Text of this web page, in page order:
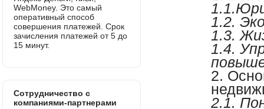
1.2.
1.3.
1.4.
2.
2.1.
WebMoney. Это самый
оперативный способ
совершения платежей. Срок
зачисления платежей от 5 до
15 минут.
Сотрудничество с
компаниями-партнерами